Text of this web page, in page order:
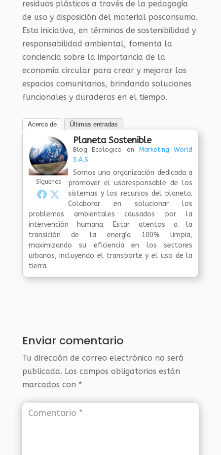
residuos plásticos a través de la pedagogía
de uso y disposición del material posconsumo.
Esta iniciativa, en términos de sostenibilidad y
responsabilidad ambiental, fomenta la
conciencia sobre la importancia de la
economía circular para crear y mejorar los
espacios comunitarios, brindando soluciones
funcionales y duraderas en el tiempo.
Acerca de Últimas entradas
Síguenos
Planeta Sostenible
Blog Ecologico en Marketing World
S.A.S
Somos una organización dedicada a
promover el usoresponsable de los
sistemas y los recursos del planeta.
Colaborar en solucionar los
problemas ambientales causados por la
intervención humana. Estar atentos a la
transición de la energía 100% limpia,
maximizando su eficiencia en los sectores
urbanos, incluyendo el transporte y el uso de la
tierra.
Enviar comentario
Tu dirección de correo electrónico no será
publicada. Los campos obligatorios están
marcados con *